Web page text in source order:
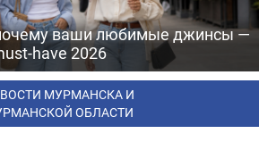
ваши любимые джинсы —
have 2026
МУРМАНСКА И
ОБЛАСТИ